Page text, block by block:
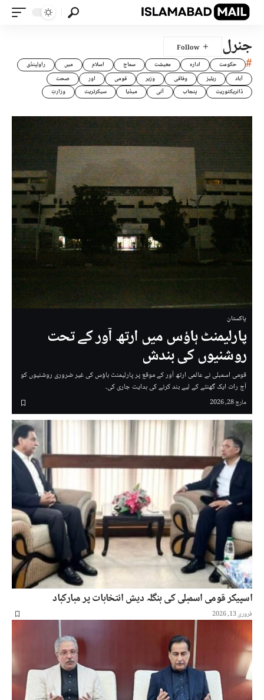
جنرل
# حکومت ادارہ معیشت سماج اسلام میں
راولپنڈی
آباد
ریلیز وفاقی وزیر قومی اور
صحت
ڈائریکٹوریٹ
پنجاب آئی میڈیا سیکرٹریٹ وزارتِ
پاکستان
پارلیمنٹ ہاؤس میں ارتھ آور کے تحت
روشنیوں کی بندش
قومی اسمبلی نے عالمی ارتھ آور کے موقع پر پارلیمنٹ ہاؤس کی غیر ضروری روشنیوں کو
آج رات ایک گھنٹے کے لیے بند کرنے کی ہدایت جاری کی۔
مارچ 28, 2026
اسپیکر قومی اسمبلی کی بنگلہ دیش انتخابات پر مبارکباد
فروری 13, 2026